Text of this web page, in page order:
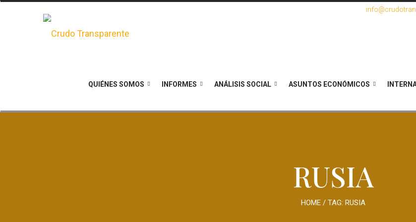
QUIÉNES SOMOS INFORMES ANÁLISIS SOCIAL ASUNTOS ECONÓMICOS
RUSIA
HOME / TAG: RUSIA